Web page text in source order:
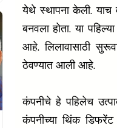
येथे स्थापना केली. याच
बनवला होता. या
आहे. लिलावासाठी
ठेवण्यात आली आहे.
कंपनीचे हे पहिलेच
कंपनीच्या थिंक डिफरेंट